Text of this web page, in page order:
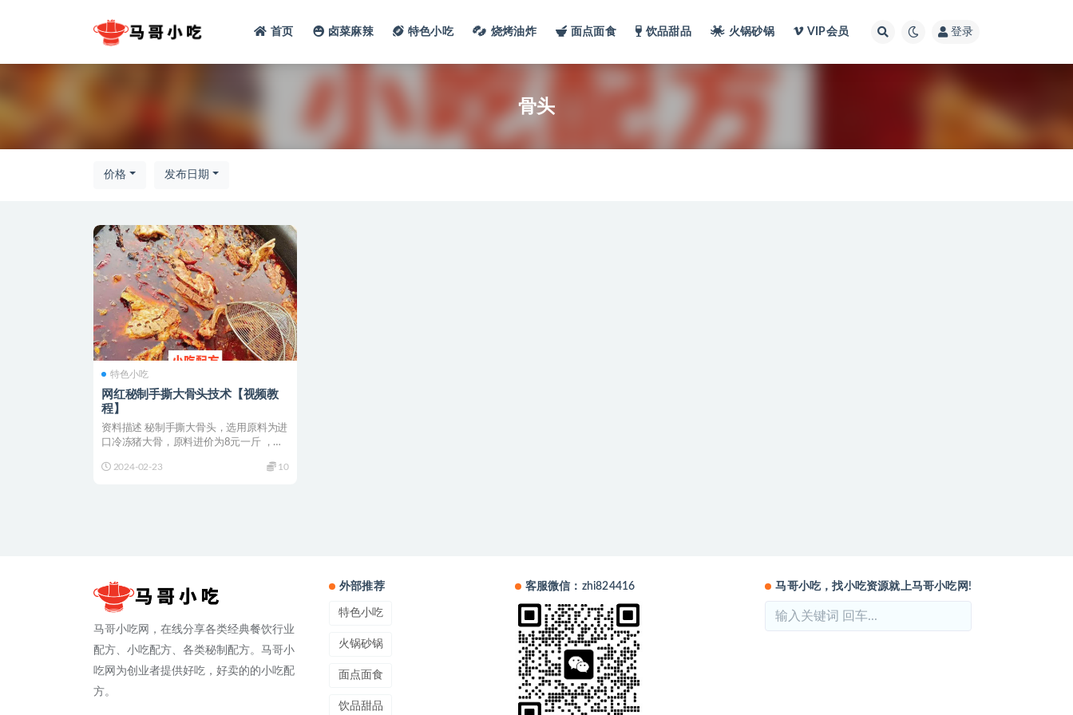
首页 卤菜麻辣 特色小吃 烧烤油炸 面点面食 饮品甜品 火锅砂锅 VIP会员 登录
骨头
价格 发布日期
特色小吃
网红秘制手撕大骨头技术【视频教
程】
资料描述 秘制手撕大骨头，选用原料为进
口冷冻猪大骨，原料进价为8元一斤 ，一
2024-02-23
10
马哥小吃网，在线分享各类经典餐饮行业
配方、小吃配方、各类秘制配方。马哥小
吃网为创业者提供好吃，好卖的的小吃配
方。
外部推荐
特色小吃
火锅砂锅
面点面食
饮品甜品
客服微信：zhi824416 马哥小吃，找小吃资源就上马哥小吃网!